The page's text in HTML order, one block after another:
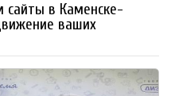
в Каменске-
ваших